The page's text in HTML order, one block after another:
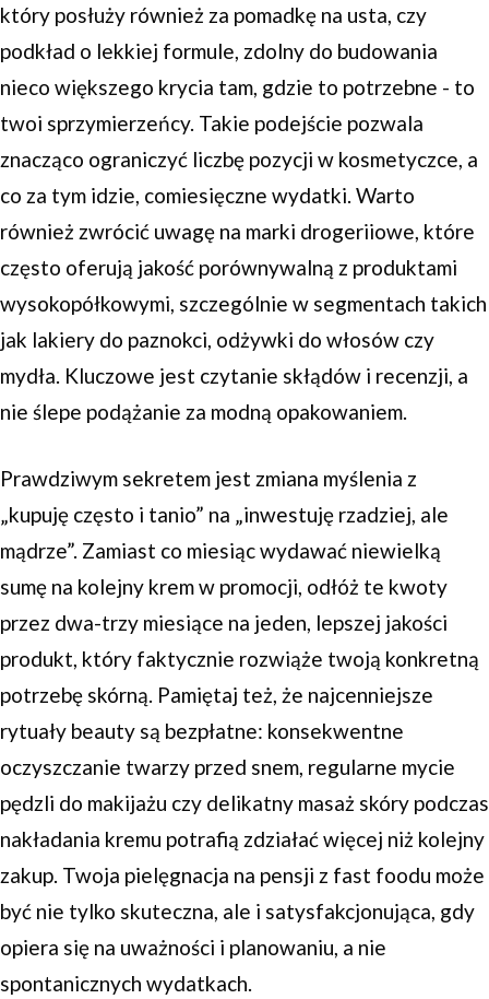
który posłuży również za pomadkę na usta, czy
podkład o lekkiej formule, zdolny do budowania
nieco większego krycia tam, gdzie to potrzebne - to
twoi sprzymierzeńcy. Takie podejście pozwala
znacząco ograniczyć liczbę pozycji w kosmetyczce, a
co za tym idzie, comiesięczne wydatki. Warto
również zwrócić uwagę na marki drogeriiowe, które
często oferują jakość porównywalną z produktami
wysokopółkowymi, szczególnie w segmentach takich
jak lakiery do paznokci, odżywki do włosów czy
mydła. Kluczowe jest czytanie skłądów i recenzji, a
nie ślepe podążanie za modną opakowaniem.
Prawdziwym sekretem jest zmiana myślenia z
„kupuję często i tanio” na „inwestuję rzadziej, ale
mądrze”. Zamiast co miesiąc wydawać niewielką
sumę na kolejny krem w promocji, odłóż te kwoty
przez dwa-trzy miesiące na jeden, lepszej jakości
produkt, który faktycznie rozwiąże twoją konkretną
potrzebę skórną. Pamiętaj też, że najcenniejsze
rytuały beauty są bezpłatne: konsekwentne
oczyszczanie twarzy przed snem, regularne mycie
pędzli do makijażu czy delikatny masaż skóry podczas
nakładania kremu potrafią zdziałać więcej niż kolejny
zakup. Twoja pielęgnacja na pensji z fast foodu może
być nie tylko skuteczna, ale i satysfakcjonująca, gdy
opiera się na uważności i planowaniu, a nie
spontanicznych wydatkach.